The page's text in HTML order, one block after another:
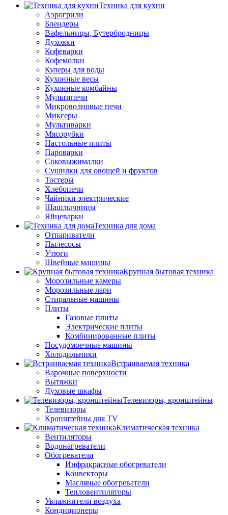
Техника для кухни
Аэрогрили
Блендеры
Вафельницы, Бутербродницы
Духовки
Кофеварки
Кофемолки
Кулеры для воды
Кухонные весы
Кухонные комбайны
Мультипечи
Микроволновые печи
Миксеры
Мультиварки
Мясорубки
Настольные плиты
Пароварки
Соковыжималки
Сушилки для овощей и фруктов
Тостеры
Хлебопечи
Чайники электрические
Шашлычницы
Яйцеварки
Техника для дома
Отпариватели
Пылесосы
Утюги
Швейные машины
Крупная бытовая техника
Морозильные камеры
Морозильные лари
Стиральные машины
Плиты
Газовые плиты
Электрические плиты
Комбинированные плиты
Посудомоечные машины
Холодильники
Встраиваемая техника
Варочные поверхности
Вытяжки
Духовые шкафы
Телевизоры, кронштейны
Телевизоры
Кронштейны для TV
Климатическая техника
Вентиляторы
Водонагреватели
Обогреватели
Инфракрасные обогреватели
Конвекторы
Масляные обогреватели
Тепловентиляторы
Увлажнители воздуха
Кондиционеры